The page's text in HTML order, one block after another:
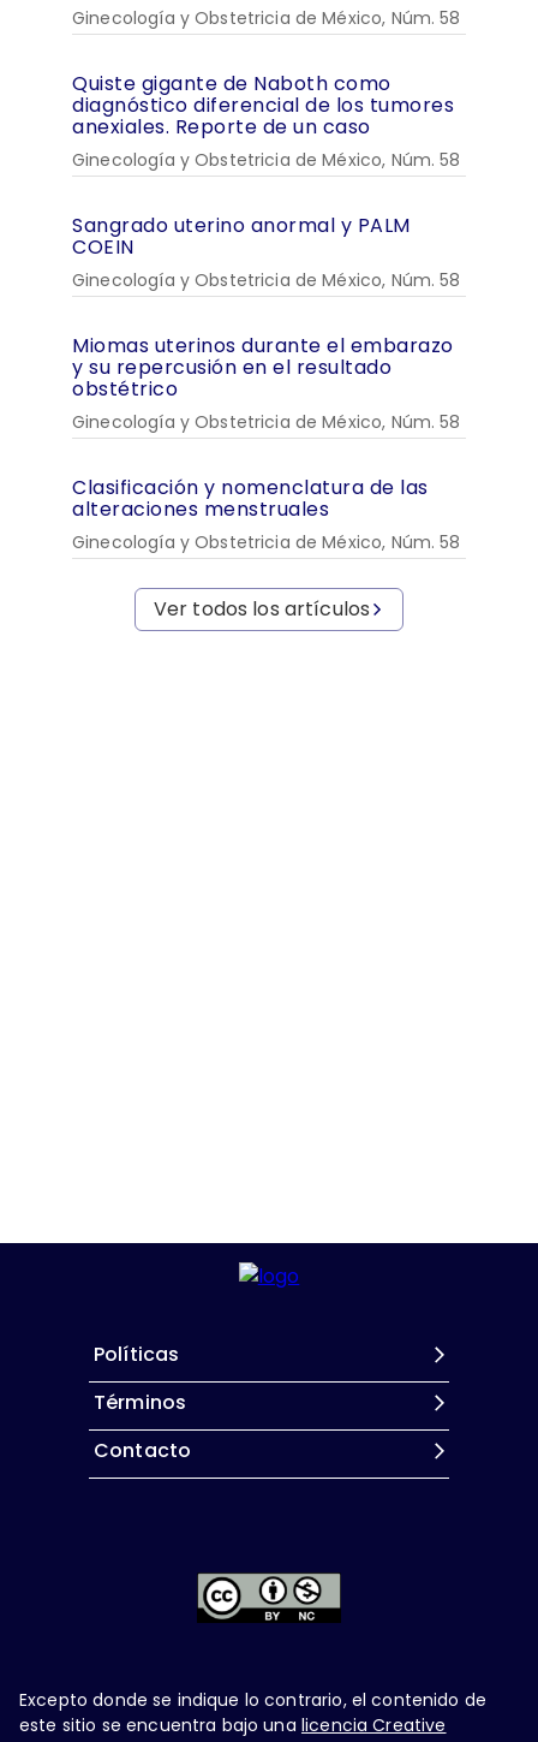
Ginecología y Obstetricia de México, Núm. 58
Quiste gigante de Naboth como
diagnóstico diferencial de los tumores
anexiales. Reporte de un caso
Ginecología y Obstetricia de México, Núm. 58
Sangrado uterino anormal y PALM
COEIN
Ginecología y Obstetricia de México, Núm. 58
Miomas uterinos durante el embarazo
y su repercusión en el resultado
obstétrico
Ginecología y Obstetricia de México, Núm. 58
Clasificación y nomenclatura de las
alteraciones menstruales
Ginecología y Obstetricia de México, Núm. 58
Ver todos los artículos
Políticas
Términos
Contacto
Excepto donde se indique lo contrario, el contenido de
este sitio se encuentra bajo una licencia Creative